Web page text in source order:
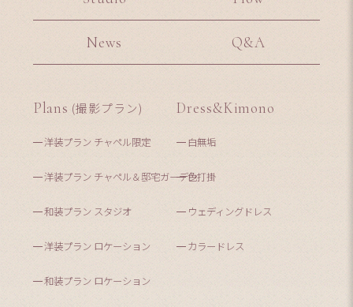
News Q&A
Plans (撮影プラン)
洋装プラン チャペル限定
洋装プラン チャペル＆邸宅ガーデン
和装プラン スタジオ
洋装プラン ロケーション
和装プラン ロケーション
Dress&Kimono
白無垢
色打掛
ウェディングドレス
カラードレス